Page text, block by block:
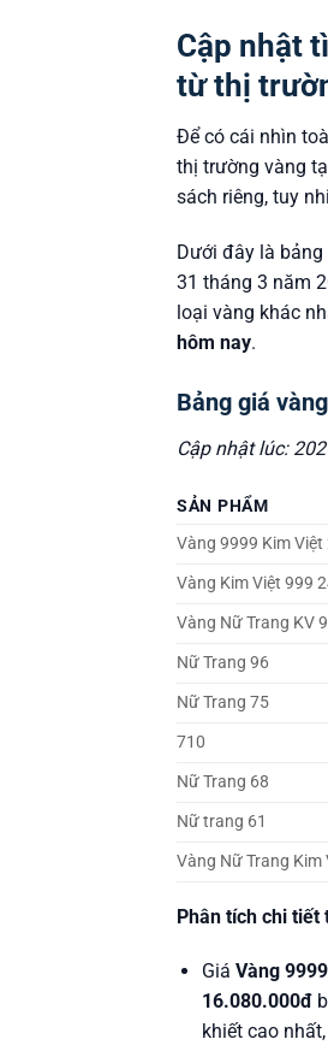
Cập nhật
từ thị
Để có cái nhìn
thị trường vàng
sách riêng, tuy
Dưới đây là
31 tháng 3 năm
loại vàng khác
hôm nay.
Bảng giá
Cập nhật lúc:
SẢN PHẨM
Vàng 9999 Kim Việt
Vàng Kim Việt 999
Vàng Nữ Trang KV
Nữ Trang 96
Nữ Trang 75
710
Nữ Trang 68
Nữ trang 61
Vàng Nữ Trang Kim
Phân tích chi tiết
Giá Vàng
16.080.000đ
khiết cao